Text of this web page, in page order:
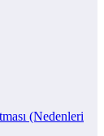
(Nedenleri